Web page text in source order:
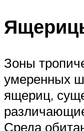
Зоны
умеренных
ящериц,
Среда